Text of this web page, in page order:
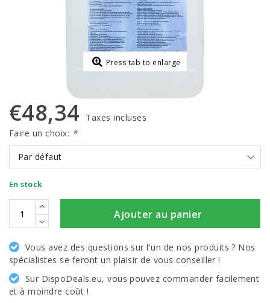
Press tab to enlarge
€48,34
Taxes incluses
Faire un choix: *
Par défaut
En stock
Ajouter au panier
Vous avez des questions sur l'un de nos produits ? Nos
spécialistes se feront un plaisir de vous conseiller !
Sur DispoDeals.eu, vous pouvez commander facilement
et à moindre coût !